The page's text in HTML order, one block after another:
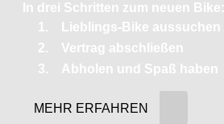
In drei Schritten zum neuen Bike:
Lieblings-Bike aussuchen
Vertrag abschließen
Abholen und Spaß haben
MEHR ERFAHREN